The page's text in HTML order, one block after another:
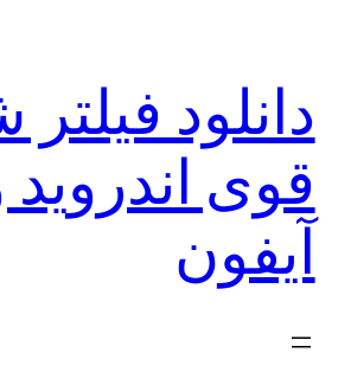
دانلود
قوی اندروید
آیفون